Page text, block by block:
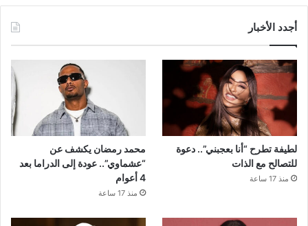
أجدد الأخبار
لطيفة تطرح “أنا بعجبني”.. دعوة
للتصالح مع الذات
منذ 17 ساعة
محمد رمضان يكشف عن
“عشماوي”.. عودة إلى الدراما بعد
4 أعوام
منذ 17 ساعة